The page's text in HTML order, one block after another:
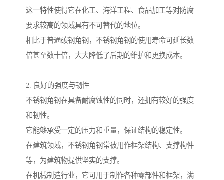
这一特性使得它在化工、海洋工程、食品加工等对防腐
要求较高的领域具有不可替代的地位。
相比于普通碳钢角钢，不锈钢角钢的使用寿命可延长数
倍甚至数十倍，大大降低了后期的维护和更换成本。
2. 良好的强度与韧性
不锈钢角钢在具备耐腐蚀性的同时，还拥有较好的强度
和韧性。
它能够承受一定的压力和重量，保证结构的稳定性。
在建筑领域，不锈钢角钢常被用作框架结构、支撑构件
等，为建筑物提供坚实的支撑。
在机械制造行业，它可用于制作各种零部件和框架，满